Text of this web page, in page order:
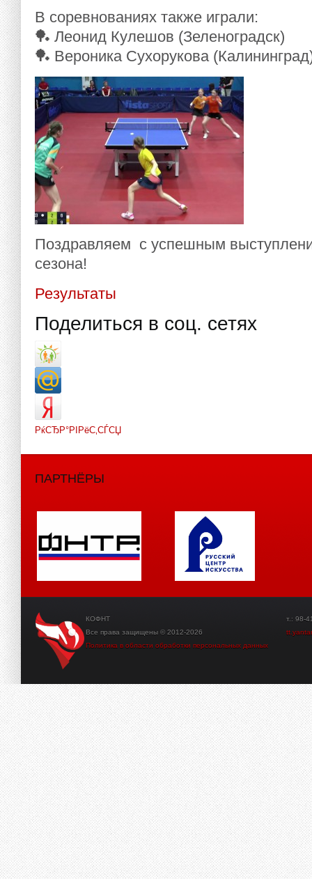
В соревнованиях также играли:
🏓 Леонид Кулешов (Зеленоградск)
🏓 Вероника Сухорукова
Поздравляем с успешным
сезона!
Результаты
Поделиться в соц. сетях
РќСЂР°РІРёС‚СЃСЏ
ПАРТНЁРЫ
КОФНТ
Все права защищены © 2012-2026
Политика в области обработки персональных данных
т.: 98-41-